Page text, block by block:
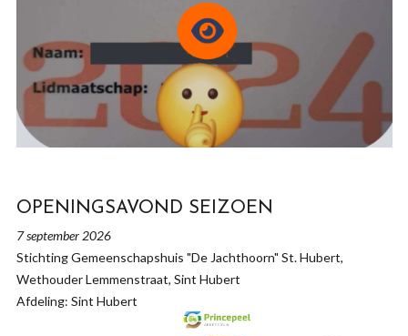
OPENINGSAVOND SEIZOEN
7 september 2026
Stichting Gemeenschapshuis "De Jachthoorn" St. Hubert,
Wethouder Lemmenstraat, Sint Hubert
Afdeling: Sint Hubert